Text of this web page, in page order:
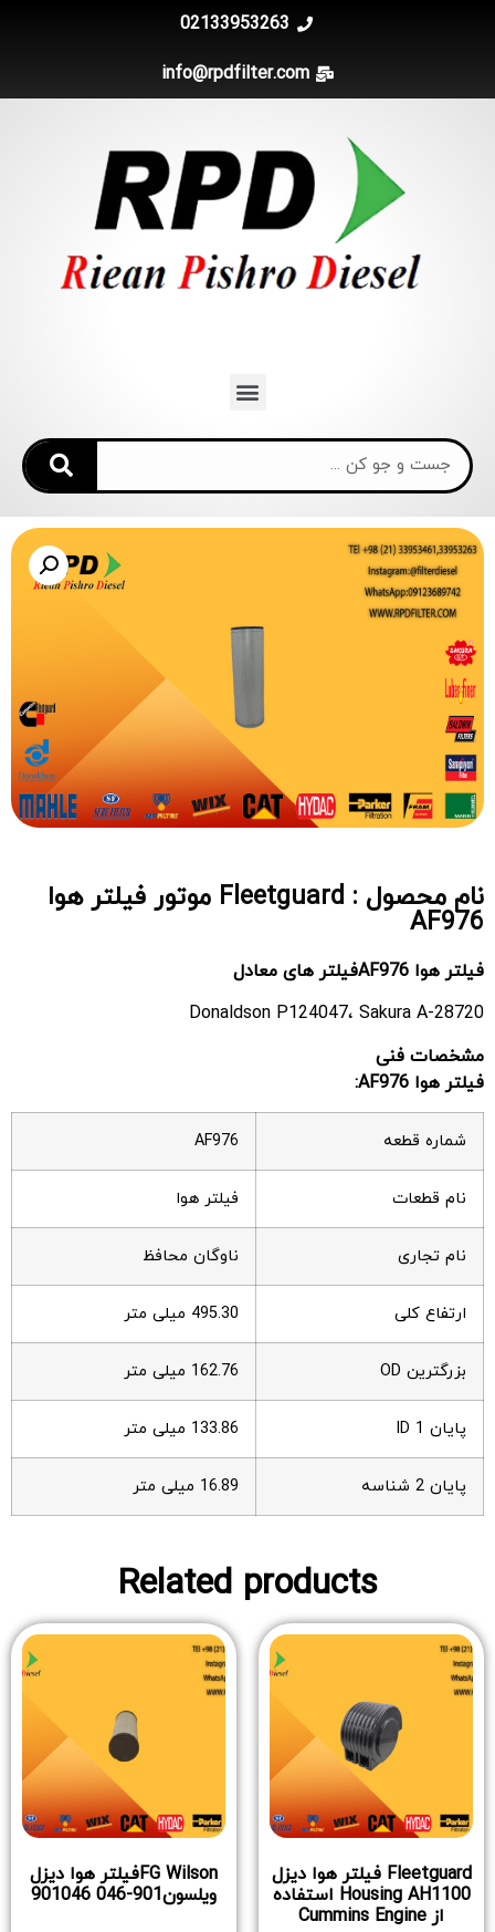
02133953263
info@rpdfilter.com
نام محصول : Fleetguard موتور فیلتر هوا
AF976
فیلتر هوا AF976فیلتر های معادل
Donaldson P124047، Sakura A-28720
مشخصات فنی
فیلتر هوا AF976:
شماره قطعه AF976
نام قطعات فیلتر هوا
نام تجاری ناوگان محافظ
ارتفاع کلی 495.30 میلی متر
بزرگترین OD 162.76 میلی متر
پایان ID 1 133.86 میلی متر
پایان 2 شناسه 16.89 میلی متر
Related products
Fleetguard فیلتر هوا دیزل
Housing AH1100 استفاده
از Cummins Engine
FG Wilsonفیلتر هوا دیزل
ویلسون901-046 901046